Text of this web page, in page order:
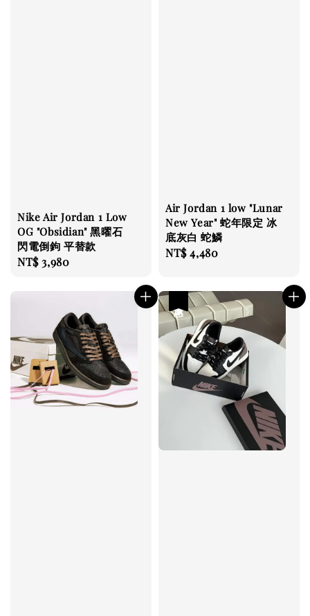
Nike Air Jordan 1 Low
OG "Obsidian" 黑曜石
閃電倒鉤 平替款
Regular
NT$ 3,980
Air Jordan 1 low "Lunar
New Year" 蛇年限定 冰
底灰白 蛇鱗
Regular
NT$ 4,480